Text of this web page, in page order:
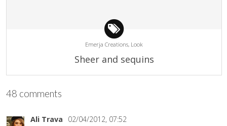
Emerja Creations, Look
Sheer and sequins
48 comments
Ali Trava
02/04/2012, 07:52